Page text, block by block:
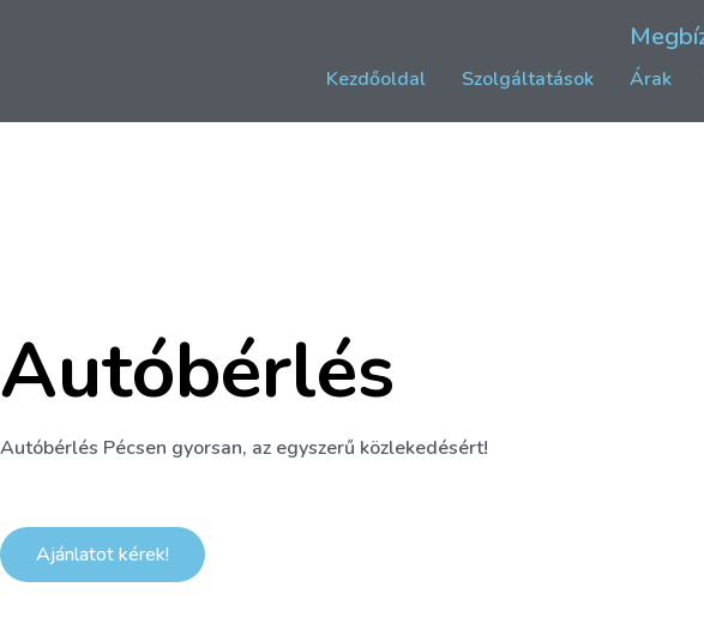
Kezdőoldal Szolgáltatások Árak
Autóbérlés
Autóbérlés Pécsen gyorsan, az egyszerű közlekedésért!
Ajánlatot kérek!